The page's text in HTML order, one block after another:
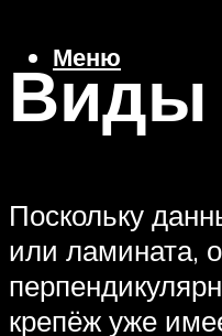
Меню
Виды
Поскольку
или ламината,
крепёж уже